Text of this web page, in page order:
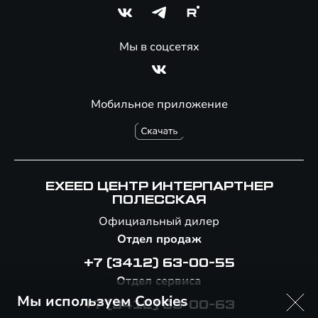
Мобильное приложение
Мы в соцсетях
EXEED ЦЕНТР ИНТЕРПАРТНЕР
ПОЛЕССКАЯ
Официальный дилер
Отдел продаж
+7 (3412) 63-00-55
Отдел сервиса
+7 (3412) 63-00-63
Мы используем Cookies